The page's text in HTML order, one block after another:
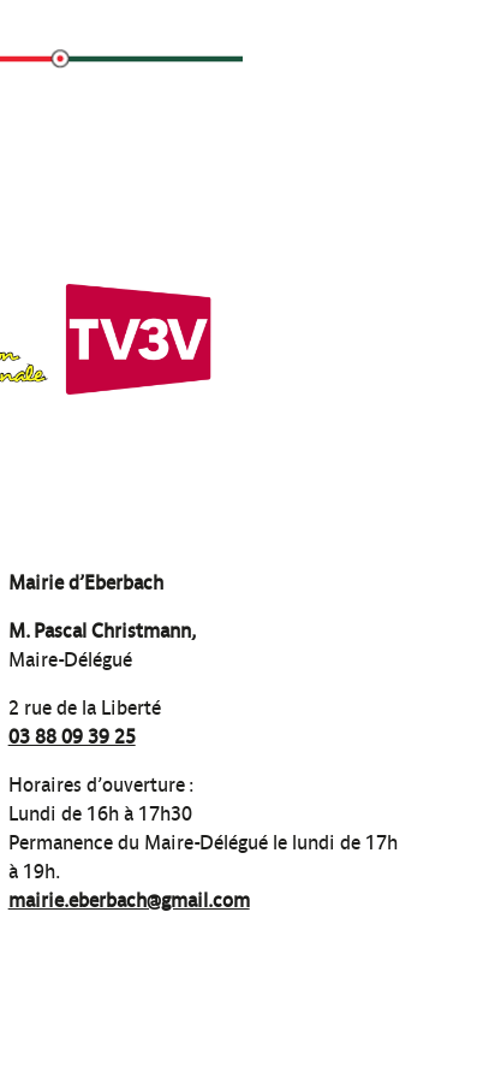
Mairie d’Eberbach
M. Pascal Christmann,
Maire-Délégué
2 rue de la Liberté
03 88 09 39 25
Horaires d’ouverture :
Lundi de 16h à 17h30
Permanence du Maire-Délégué le lundi de 17h
à 19h.
mairie.eberbach@gmail.com